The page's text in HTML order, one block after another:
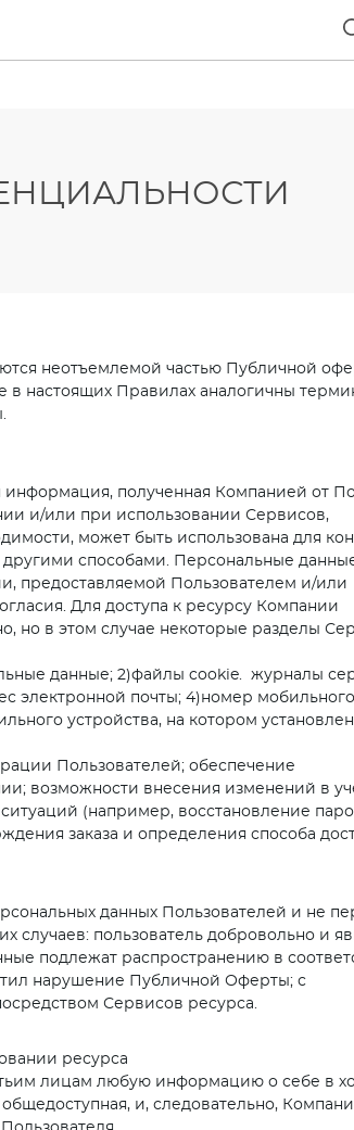
неотъемлемой частью Публичной
в настоящих Правилах аналогичны
полученная Компанией от
и/или при использовании Сервисов,
может быть использована для
способами. Персональные
предоставляемой Пользователем и/или
Для доступа к ресурсу Компании
но в этом случае некоторые разделы
данные; 2)файлы cookie. журналы
электронной почты; 4)номер мобильного
устройства, на котором
Пользователей; обеспечение
возможности внесения изменений в
(например, восстановление
заказа и определения способа
данных Пользователей и не
пользователь добровольно и
подлежат распространению в
нарушение Публичной Оферты; с
Сервисов ресурса.
ресурса
лицам любую информацию о себе в
и, следовательно,